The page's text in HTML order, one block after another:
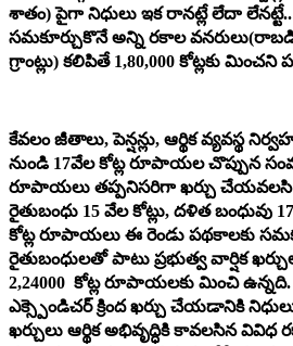
శాతం) పైగా నిధులు ఇక రానట్లే లేదా
సమకూర్చుకొనే అన్ని రకాల
గ్రాంట్లు) కలిపితే 1,80,000 కోట్లకు మించని
కేవలం జీతాలు, పెన్షన్లు, ఆర్థిక వ్యవస్థ
నుండి 17వేల కోట్ల రూపాయల చొప్పున
రూపాయలు తప్పనిసరిగా ఖర్చు చేయవలసి
రైతుబంధు 15 వేల కోట్లు, దళిత బంధువు
కోట్ల రూపాయలు ఈ రెండు పథకాలకు
రైతుబంధులతో పాటు ప్రభుత్వ వార్షిక
2,24000 కోట్ల రూపాయలకు మించి ఉన్నది.
ఎక్స్పెండిచర్ క్రింద ఖర్చు చేయడానికి నిధులు
ఖర్చులు ఆర్థిక అభివృద్ధికి కావలసిన